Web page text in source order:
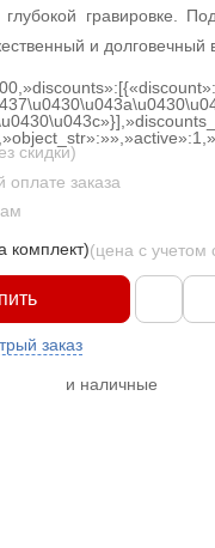
гравировке.
и долговечный
скидки)
заказа
комплект)(цена с учетом
заказ
и наличные